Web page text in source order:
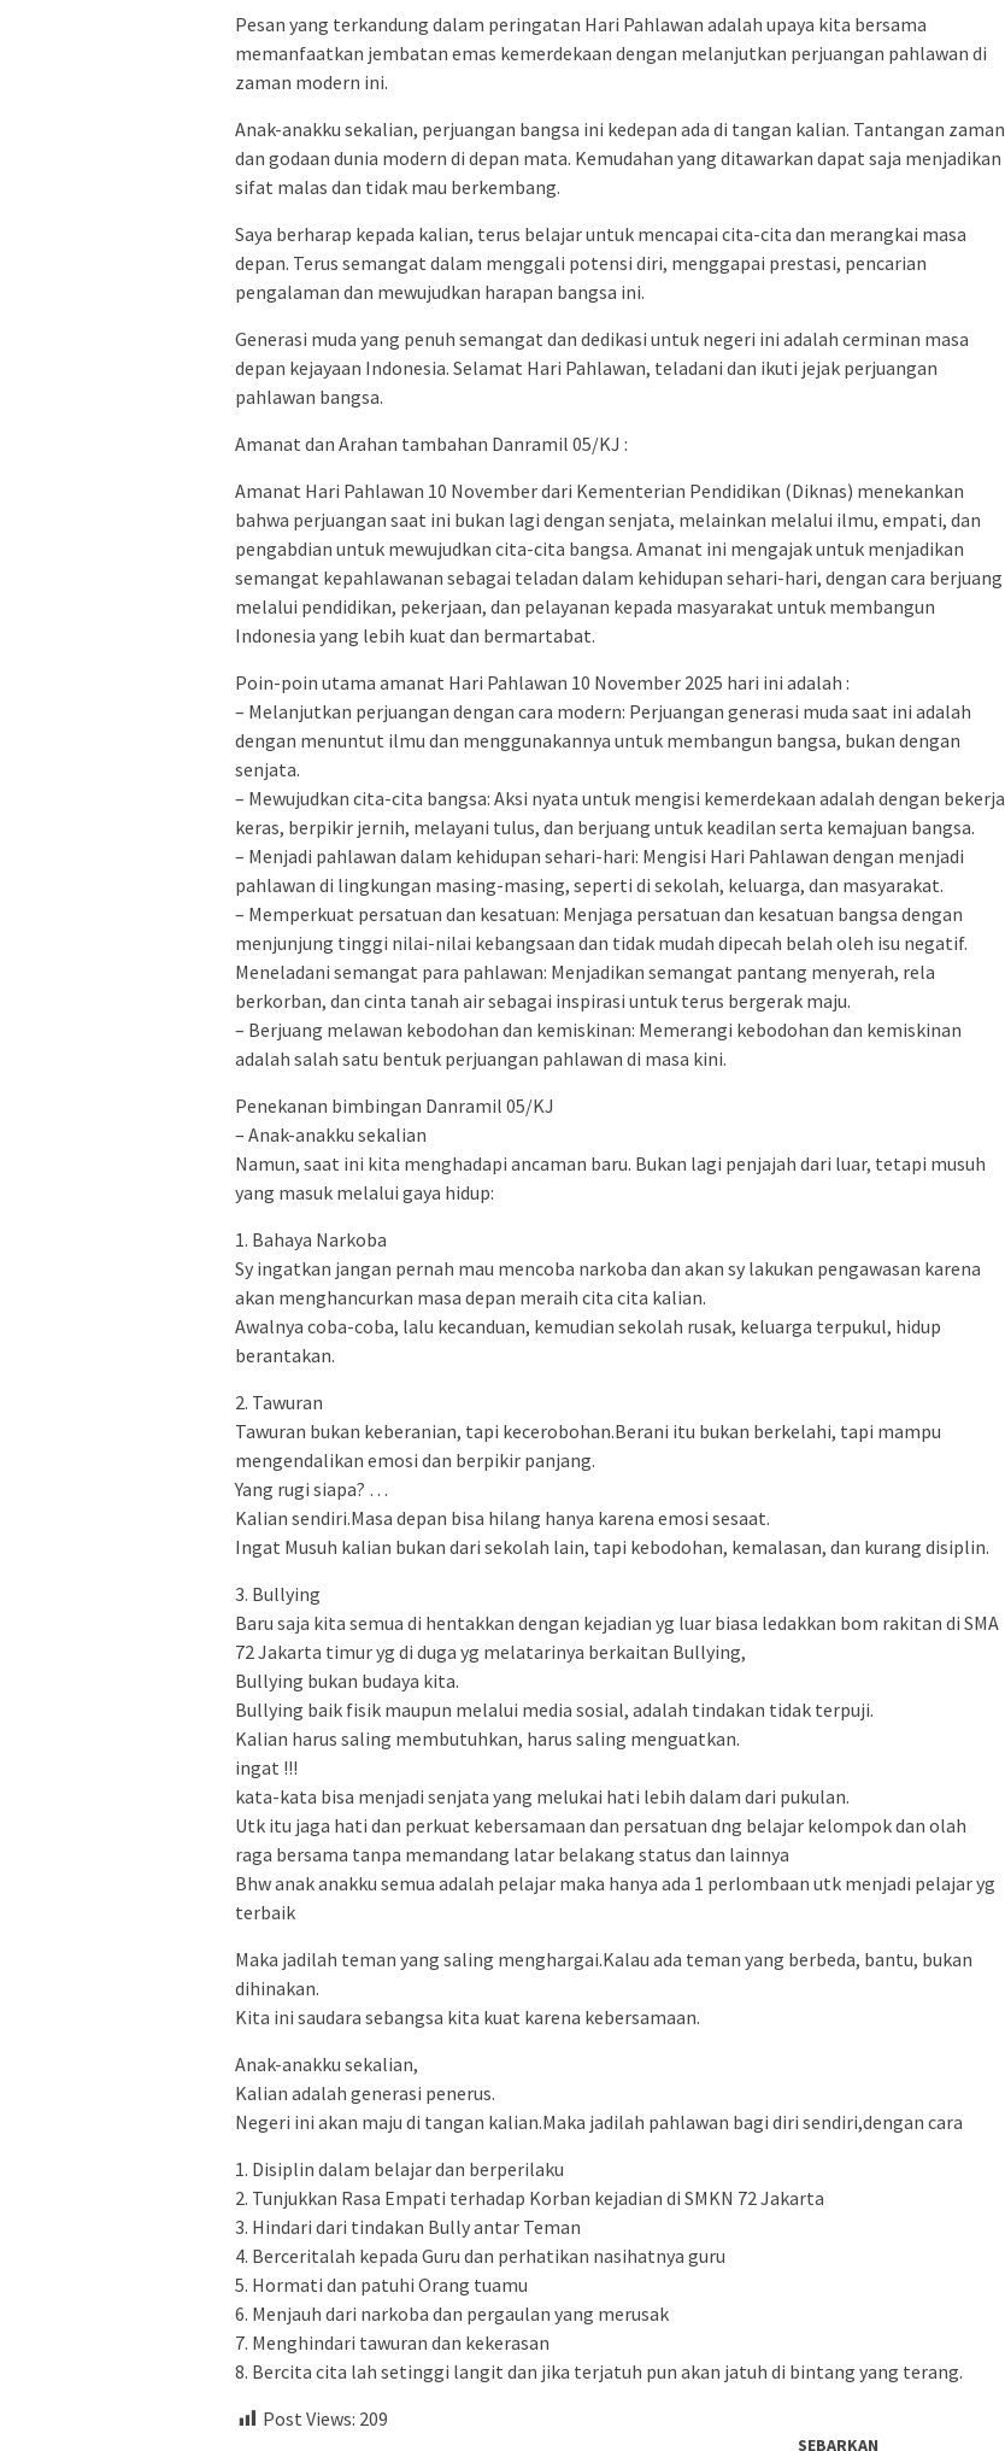
Pesan yang terkandung dalam peringatan Hari Pahlawan adalah upaya kita bersama
memanfaatkan jembatan emas kemerdekaan dengan melanjutkan perjuangan pahlawan di
zaman modern ini.
Anak-anakku sekalian, perjuangan bangsa ini kedepan ada di tangan kalian. Tantangan zaman
dan godaan dunia modern di depan mata. Kemudahan yang ditawarkan dapat saja menjadikan
sifat malas dan tidak mau berkembang.
Saya berharap kepada kalian, terus belajar untuk mencapai cita-cita dan merangkai masa
depan. Terus semangat dalam menggali potensi diri, menggapai prestasi, pencarian
pengalaman dan mewujudkan harapan bangsa ini.
Generasi muda yang penuh semangat dan dedikasi untuk negeri ini adalah cerminan masa
depan kejayaan Indonesia. Selamat Hari Pahlawan, teladani dan ikuti jejak perjuangan
pahlawan bangsa.
Amanat dan Arahan tambahan Danramil 05/KJ :
Amanat Hari Pahlawan 10 November dari Kementerian Pendidikan (Diknas) menekankan
bahwa perjuangan saat ini bukan lagi dengan senjata, melainkan melalui ilmu, empati, dan
pengabdian untuk mewujudkan cita-cita bangsa. Amanat ini mengajak untuk menjadikan
semangat kepahlawanan sebagai teladan dalam kehidupan sehari-hari, dengan cara berjuang
melalui pendidikan, pekerjaan, dan pelayanan kepada masyarakat untuk membangun
Indonesia yang lebih kuat dan bermartabat.
Poin-poin utama amanat Hari Pahlawan 10 November 2025 hari ini adalah :
– Melanjutkan perjuangan dengan cara modern: Perjuangan generasi muda saat ini adalah
dengan menuntut ilmu dan menggunakannya untuk membangun bangsa, bukan dengan
senjata.
– Mewujudkan cita-cita bangsa: Aksi nyata untuk mengisi kemerdekaan adalah dengan bekerja
keras, berpikir jernih, melayani tulus, dan berjuang untuk keadilan serta kemajuan bangsa.
– Menjadi pahlawan dalam kehidupan sehari-hari: Mengisi Hari Pahlawan dengan menjadi
pahlawan di lingkungan masing-masing, seperti di sekolah, keluarga, dan masyarakat.
– Memperkuat persatuan dan kesatuan: Menjaga persatuan dan kesatuan bangsa dengan
menjunjung tinggi nilai-nilai kebangsaan dan tidak mudah dipecah belah oleh isu negatif.
Meneladani semangat para pahlawan: Menjadikan semangat pantang menyerah, rela
berkorban, dan cinta tanah air sebagai inspirasi untuk terus bergerak maju.
– Berjuang melawan kebodohan dan kemiskinan: Memerangi kebodohan dan kemiskinan
adalah salah satu bentuk perjuangan pahlawan di masa kini.
Penekanan bimbingan Danramil 05/KJ
– Anak-anakku sekalian
Namun, saat ini kita menghadapi ancaman baru. Bukan lagi penjajah dari luar, tetapi musuh
yang masuk melalui gaya hidup:
1. Bahaya Narkoba
Sy ingatkan jangan pernah mau mencoba narkoba dan akan sy lakukan pengawasan karena
akan menghancurkan masa depan meraih cita cita kalian.
Awalnya coba-coba, lalu kecanduan, kemudian sekolah rusak, keluarga terpukul, hidup
berantakan.
2. Tawuran
Tawuran bukan keberanian, tapi kecerobohan.Berani itu bukan berkelahi, tapi mampu
mengendalikan emosi dan berpikir panjang.
Yang rugi siapa? …
Kalian sendiri.Masa depan bisa hilang hanya karena emosi sesaat.
Ingat Musuh kalian bukan dari sekolah lain, tapi kebodohan, kemalasan, dan kurang disiplin.
3. Bullying
Baru saja kita semua di hentakkan dengan kejadian yg luar biasa ledakkan bom rakitan di SMA
72 Jakarta timur yg di duga yg melatarinya berkaitan Bullying,
Bullying bukan budaya kita.
Bullying baik fisik maupun melalui media sosial, adalah tindakan tidak terpuji.
Kalian harus saling membutuhkan, harus saling menguatkan.
ingat !!!
kata-kata bisa menjadi senjata yang melukai hati lebih dalam dari pukulan.
Utk itu jaga hati dan perkuat kebersamaan dan persatuan dng belajar kelompok dan olah
raga bersama tanpa memandang latar belakang status dan lainnya
Bhw anak anakku semua adalah pelajar maka hanya ada 1 perlombaan utk menjadi pelajar yg
terbaik
Maka jadilah teman yang saling menghargai.Kalau ada teman yang berbeda, bantu, bukan
dihinakan.
Kita ini saudara sebangsa kita kuat karena kebersamaan.
Anak-anakku sekalian,
Kalian adalah generasi penerus.
Negeri ini akan maju di tangan kalian.Maka jadilah pahlawan bagi diri sendiri,dengan cara
1. Disiplin dalam belajar dan berperilaku
2. Tunjukkan Rasa Empati terhadap Korban kejadian di SMKN 72 Jakarta
3. Hindari dari tindakan Bully antar Teman
4. Berceritalah kepada Guru dan perhatikan nasihatnya guru
5. Hormati dan patuhi Orang tuamu
6. Menjauh dari narkoba dan pergaulan yang merusak
7. Menghindari tawuran dan kekerasan
8. Bercita cita lah setinggi langit dan jika terjatuh pun akan jatuh di bintang yang terang.
Post Views: 209
SEBARKAN